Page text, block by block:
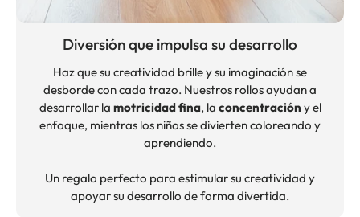
Diversión que impulsa su desarrollo
Haz que su creatividad brille y su imaginación se
desborde con cada trazo. Nuestros rollos ayudan a
desarrollar la motricidad fina, la concentración y el
enfoque, mientras los niños se divierten coloreando y
aprendiendo.
Un regalo perfecto para estimular su creatividad y
apoyar su desarrollo de forma divertida.